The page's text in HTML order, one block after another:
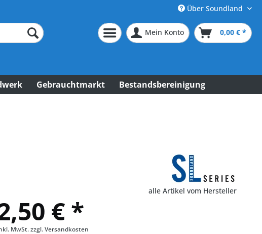
Über Soundland
Mein Konto 0,00 € *
Gebrauchtmarkt Bestandsbereinigung
alle Artikel vom Hersteller
€ *
MwSt.zzgl. Versandkosten